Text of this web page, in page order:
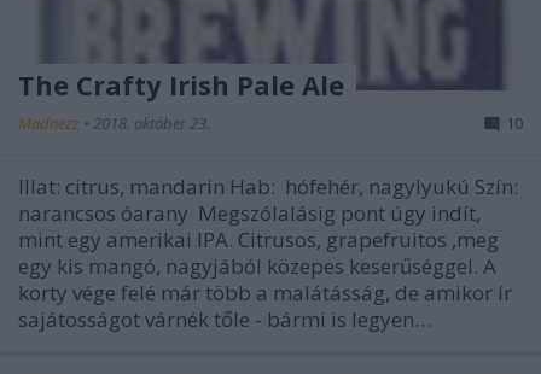
The Crafty Irish Pale Ale
Madnezz • 2018. október 23. 10
Illat: citrus, mandarin Hab: hófehér, nagylyukú Szín:
narancsos óarany Megszólalásig pont úgy indít,
mint egy amerikai IPA. Citrusos, grapefruitos ,meg
egy kis mangó, nagyjából közepes keserűséggel. A
korty vége felé már több a malátásság, de amikor ír
sajátosságot várnék tőle - bármi is legyen…